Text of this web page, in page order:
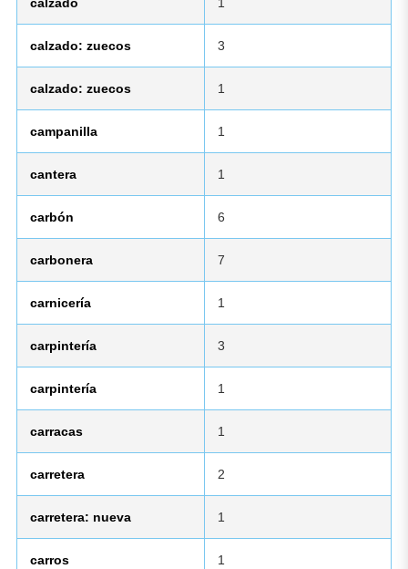
calzado 1
calzado: zuecos 3
calzado: zuecos 1
campanilla 1
cantera 1
carbón 6
carbonera 7
carnicería 1
carpintería 3
carpintería 1
carracas 1
carretera 2
carretera: nueva 1
carros 1